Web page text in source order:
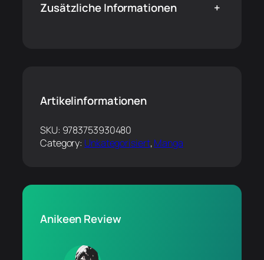
Zusätzliche Informationen +
Artikelinformationen
SKU: 9783753930480
Category: Unkategorisiert, Manga
Anikeen Review